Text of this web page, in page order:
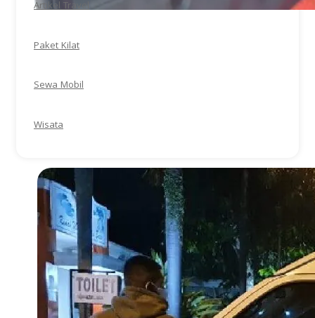
Artikel Travel
Paket Kilat
Sewa Mobil
Wisata